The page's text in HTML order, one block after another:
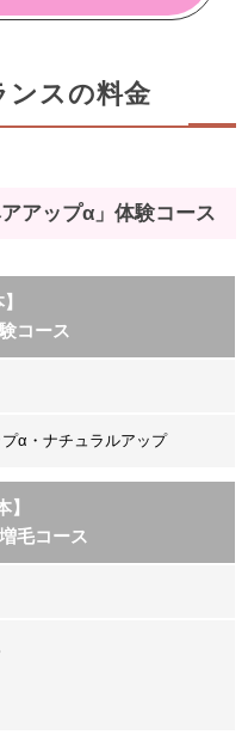
ンスの料金
アップα」体験コース
コース
α・ナチュラルアップ
】
毛コース